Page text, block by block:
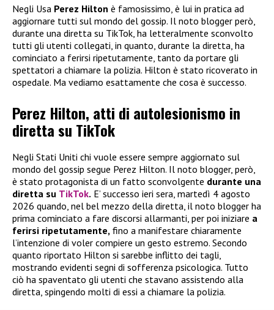
Negli Usa Perez Hilton è famosissimo, è lui in pratica ad
aggiornare tutti sul mondo del gossip. Il noto blogger però,
durante una diretta su TikTok, ha letteralmente sconvolto
tutti gli utenti collegati, in quanto, durante la diretta, ha
cominciato a ferirsi ripetutamente, tanto da portare gli
spettatori a chiamare la polizia. Hilton è stato ricoverato in
ospedale. Ma vediamo esattamente che cosa è successo.
Perez Hilton, atti di autolesionismo in
diretta su TikTok
Negli Stati Uniti chi vuole essere sempre aggiornato sul
mondo del gossip segue Perez Hilton. Il noto blogger, però,
è stato protagonista di un fatto sconvolgente durante una
diretta su TikTok. E’ successo ieri sera, martedì 4 agosto
2026 quando, nel bel mezzo della diretta, il noto blogger ha
prima cominciato a fare discorsi allarmanti, per poi iniziare a
ferirsi ripetutamente, fino a manifestare chiaramente
l’intenzione di voler compiere un gesto estremo. Secondo
quanto riportato Hilton si sarebbe inflitto dei tagli,
mostrando evidenti segni di sofferenza psicologica. Tutto
ciò ha spaventato gli utenti che stavano assistendo alla
diretta, spingendo molti di essi a chiamare la polizia.